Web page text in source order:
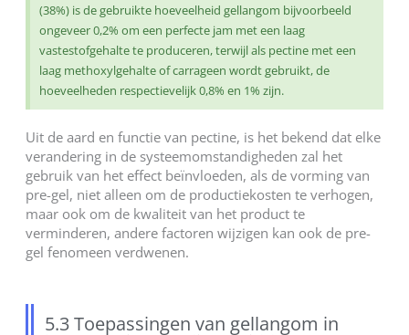
(38%) is de gebruikte hoeveelheid gellangom bijvoorbeeld
ongeveer 0,2% om een perfecte jam met een laag
vastestofgehalte te produceren, terwijl als pectine met een
laag methoxylgehalte of carrageen wordt gebruikt, de
hoeveelheden respectievelijk 0,8% en 1% zijn.
Uit de aard en functie van pectine, is het bekend dat elke
verandering in de systeemomstandigheden zal het
gebruik van het effect beïnvloeden, als de vorming van
pre-gel, niet alleen om de productiekosten te verhogen,
maar ook om de kwaliteit van het product te
verminderen, andere factoren wijzigen kan ook de pre-
gel fenomeen verdwenen.
5.3 Toepassingen van gellangom in